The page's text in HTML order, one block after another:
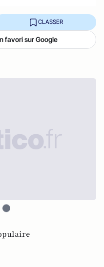
CLASSER
favori sur Google